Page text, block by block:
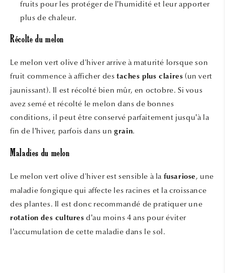
fruits pour les protéger de l’humidité et leur apporter
plus de chaleur.
Récolte du melon
Le melon vert olive d'hiver arrive à maturité lorsque son
fruit commence à afficher destaches plus claires (un vert
jaunissant). Il est récolté bien mûr, en octobre. Si vous
avez semé et récolté le melon dans de bonnes
conditions, il peut être conservé parfaitement jusqu’à la
fin de l’hiver, parfois dans ungrain.
Maladies du melon
Le melon vert olive d'hiver est sensible à la fusariose, une
maladie fongique qui affecte les racines et la croissance
des plantes. Il est donc recommandé de pratiquer une
rotation des cultures d’au moins 4 ans pour éviter
l’accumulation de cette maladie dans le sol.